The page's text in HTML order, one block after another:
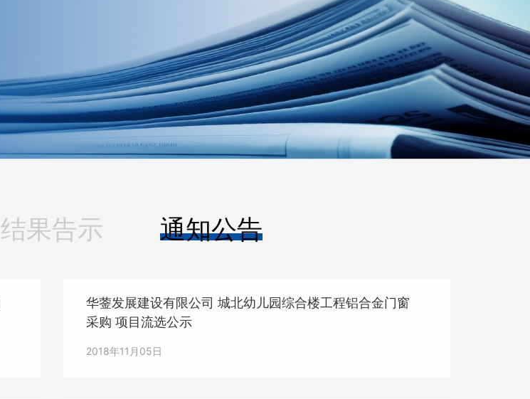
结果告示 通知公告
华蓥发展建设有限公司 城北幼儿园综合楼工程铝合金门窗
采购 项目流选公示
2018年11月05日